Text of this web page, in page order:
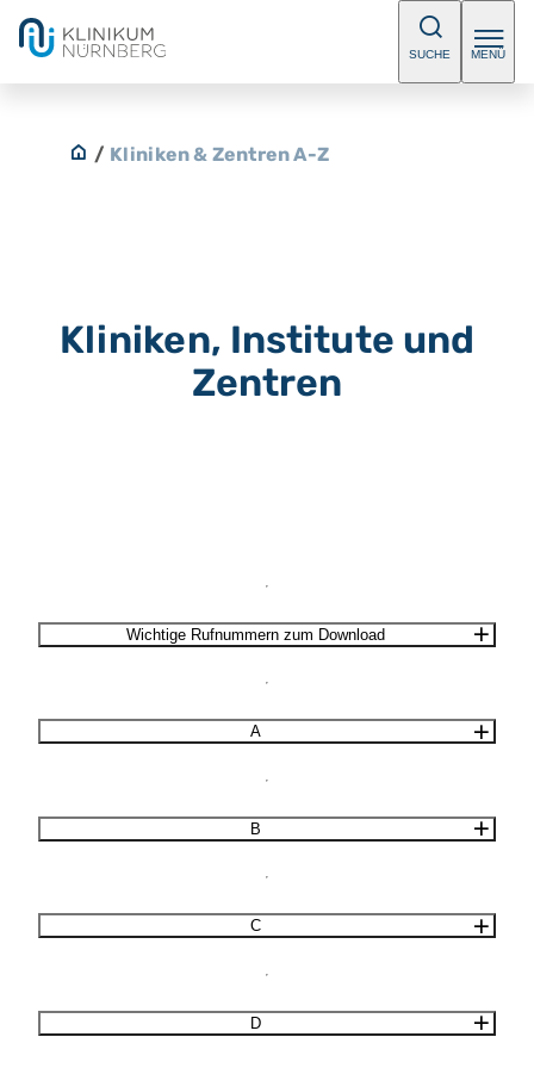
SUCHE MENÜ
/ Kliniken & Zentren A-Z
Kliniken, Institute und
Zentren
Wichtige Rufnummern zum Download
A
B
C
D